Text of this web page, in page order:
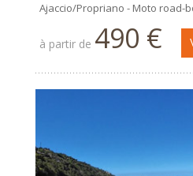
Ajaccio/Propriano - Moto road-
à partir de 490 €